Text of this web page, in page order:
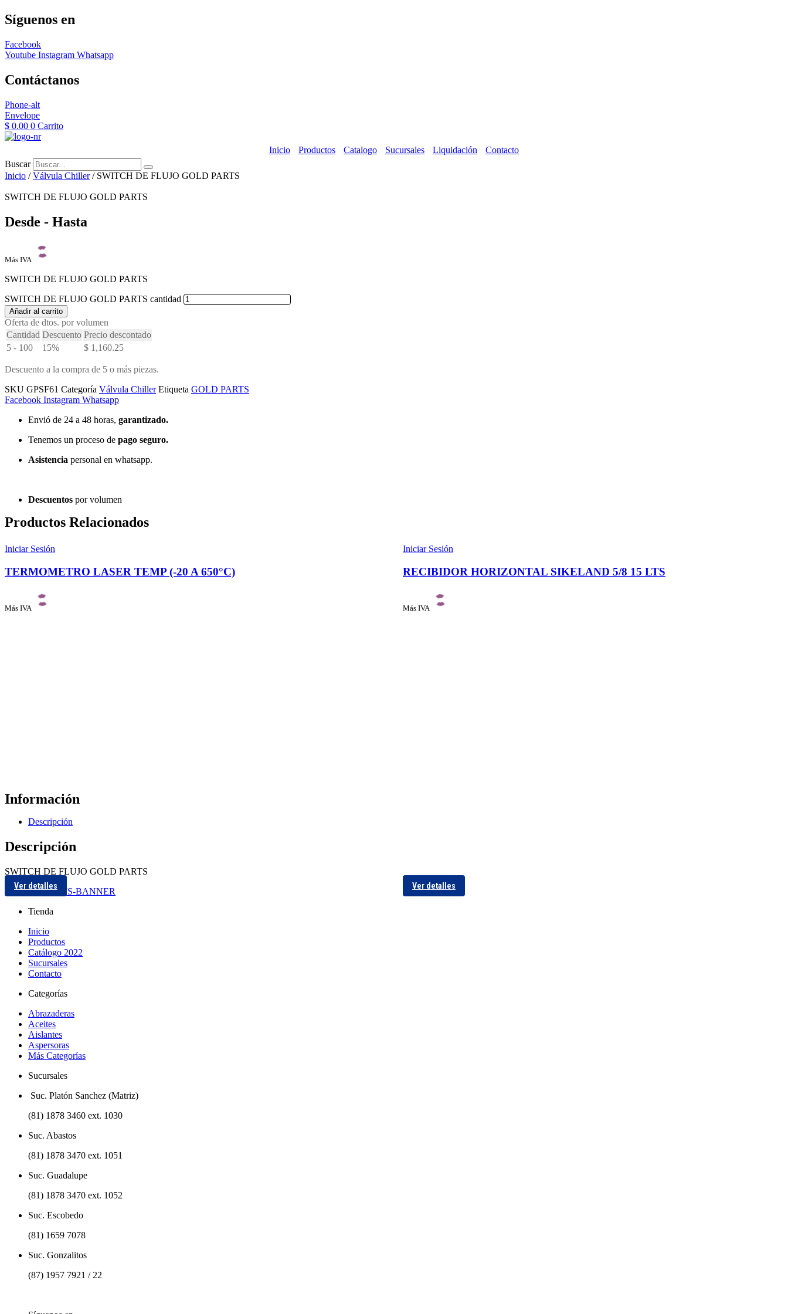
Síguenos en
Facebook
Youtube Instagram Whatsapp
Contáctanos
Phone-alt
Envelope
$ 0.00 0 Carrito
Inicio Productos Catalogo Sucursales Liquidación
Contacto
Buscar
Inicio /Válvula Chiller/ SWITCH DE FLUJO GOLD PARTS
SWITCH DE FLUJO GOLD PARTS
Desde - Hasta
Más IVA
SWITCH DE FLUJO GOLD PARTS
SWITCH DE FLUJO GOLD PARTS cantidad
Añadir al carrito
Oferta de dtos. por volumen
Cantidad Descuento Precio descontado
5 - 100
15% $ 1,160.25
Descuento a la compra de 5 o más piezas.
SKU GPSF61 Categoría Válvula Chiller Etiqueta GOLD PARTS
Facebook Instagram Whatsapp
Envió de 24 a 48 horas, garantizado.
Tenemos un proceso de pago seguro.
Asistencia personal en whatsapp.
Descuentos por volumen
Productos Relacionados
Ver detalles
Iniciar Sesión
TERMOMETRO LASER TEMP (-20 A 650°C)
Más IVA
Ver detalles
Iniciar Sesión
RECIBIDOR HORIZONTAL SIKELAND 5/8 15 LTS
Más IVA
Información
Descripción
Descripción
SWITCH DE FLUJO GOLD PARTS
Tienda
Inicio
Productos
Catálogo 2022
Sucursales
Contacto
Categorías
Abrazaderas
Aceites
Aislantes
Aspersoras
Más Categorías
Sucursales
Suc. Platón Sanchez (Matriz)
(81) 1878 3460 ext. 1030
Suc. Abastos
(81) 1878 3470 ext. 1051
Suc. Guadalupe
(81) 1878 3470 ext. 1052
Suc. Escobedo
(81) 1659 7078
Suc. Gonzalitos
(87) 1957 7921 / 22